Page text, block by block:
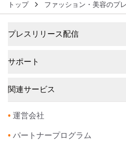
トップ ファッション・美容のプ
プレスリリース配信
サポート
関連サービス
• 運営会社
• パートナープログラム